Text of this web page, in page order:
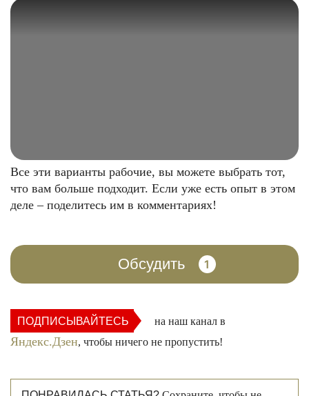
Все эти варианты рабочие, вы можете выбрать тот,
что вам больше подходит. Если уже есть опыт в этом
деле – поделитесь им в комментариях!
Обсудить 1
ПОДПИСЫВАЙТЕСЬ на наш канал в
Яндекс.Дзен, чтобы ничего не пропустить!